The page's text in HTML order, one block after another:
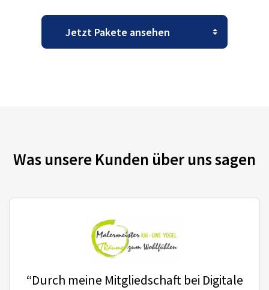
Was unsere Kunden über uns sagen
“Durch meine Mitgliedschaft bei Digitale